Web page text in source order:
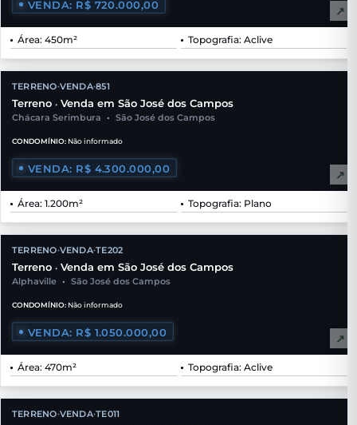
VENDA: R$ 720.000,00 ↗
Área: 450m² Topografia: Aclive
TERRENO•VENDA•851
Terreno • Venda em São José dos Campos
Chácara Serimbura • São José dos Campos
CONDOMÍNIO: Não informado
VENDA: R$ 4.300.000,00 ↗
Área: 1.200m² Topografia: Plano
TERRENO•VENDA•TE202
Terreno • Venda em São José dos Campos
Alphaville • São José dos Campos
CONDOMÍNIO: Não informado
VENDA: R$ 1.050.000,00 ↗
Área: 470m² Topografia: Aclive
TERRENO•VENDA•TE011